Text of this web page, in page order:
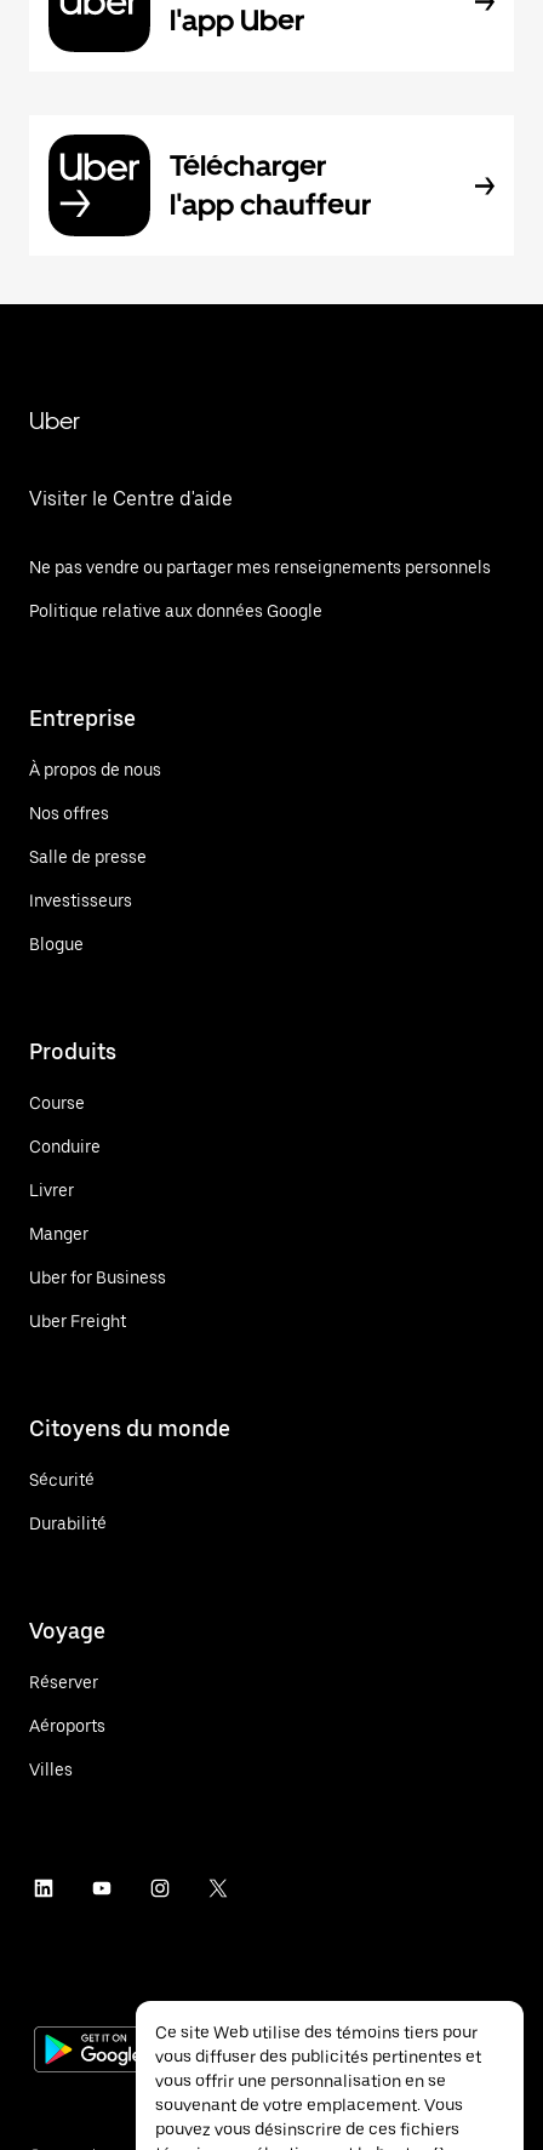
l'app Uber
Télécharger
l'app chauffeur
Uber
Visiter le Centre d'aide
Ne pas vendre ou partager mes renseignements personnels
Politique relative aux données Google
Entreprise
À propos de nous
Nos offres
Salle de presse
Investisseurs
Blogue
Produits
Course
Conduire
Livrer
Manger
Uber for Business
Uber Freight
Citoyens du monde
Sécurité
Durabilité
Voyage
Réserver
Aéroports
Villes
Ce site Web utilise des témoins tiers pour
vous diffuser des publicités pertinentes et
vous offrir une personnalisation en se
souvenant de votre emplacement. Vous
pouvez vous désinscrire de ces fichiers